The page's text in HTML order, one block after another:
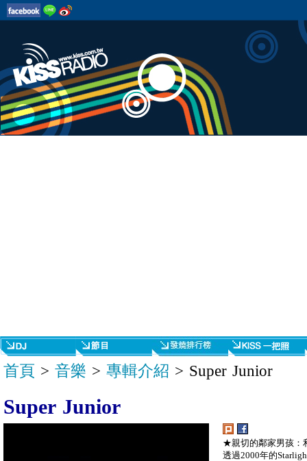
首頁 > 音樂 > 專輯介紹 > Super Junior
Super Junior
★親切的鄰家男孩：
透過2000年的